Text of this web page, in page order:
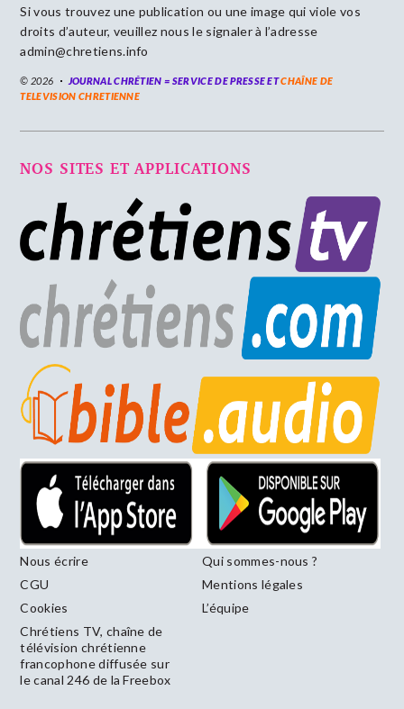
Si vous trouvez une publication ou une image qui viole vos
droits d’auteur, veuillez nous le signaler à l’adresse
admin@chretiens.info
© 2026 JOURNAL CHRÉTIEN = SERVICE DE PRESSE ETCHAÎNE DE
TELEVISION CHRETIENNE
NOS SITES ET APPLICATIONS
Nous écrire
Qui sommes-nous ?
CGU
Mentions légales
Cookies
L’équipe
Chrétiens TV, chaîne de
télévision chrétienne
francophone diffusée sur
le canal 246 de la Freebox